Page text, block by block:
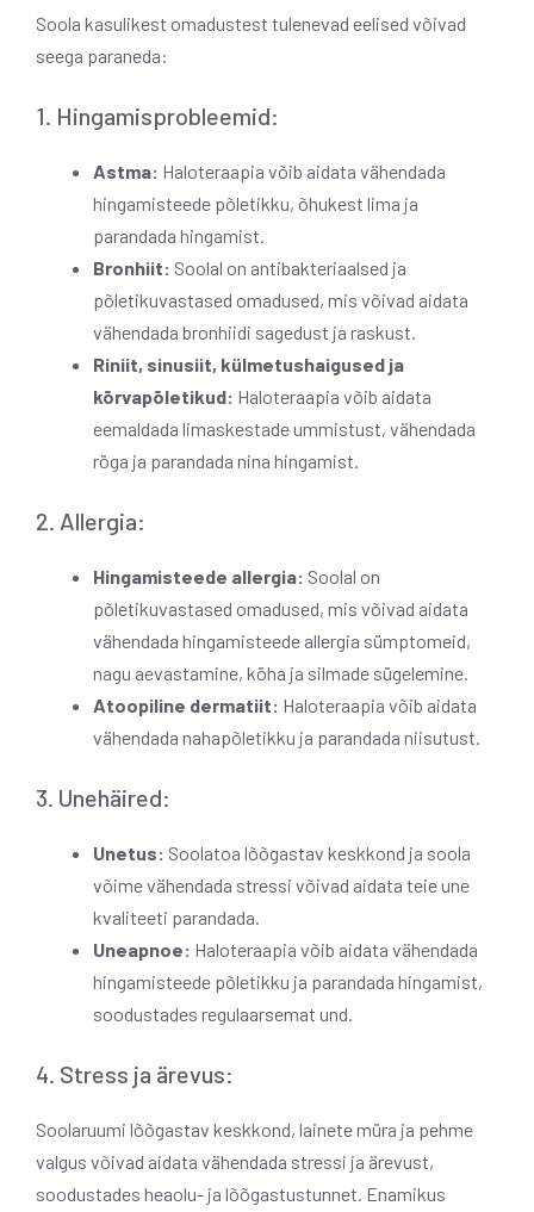
Soola kasulikest omadustest tulenevad eelised võivad
seega paraneda:
1. Hingamisprobleemid:
Astma: Haloteraapia võib aidata vähendada
hingamisteede põletikku, õhukest lima ja
parandada hingamist.
Bronhiit: Soolal on antibakteriaalsed ja
põletikuvastased omadused, mis võivad aidata
vähendada bronhiidi sagedust ja raskust.
Riniit, sinusiit, külmetushaigused ja
kõrvapõletikud: Haloteraapia võib aidata
eemaldada limaskestade ummistust, vähendada
röga ja parandada nina hingamist.
2. Allergia:
Hingamisteede allergia: Soolal on
põletikuvastased omadused, mis võivad aidata
vähendada hingamisteede allergia sümptomeid,
nagu aevastamine, köha ja silmade sügelemine.
Atoopiline dermatiit: Haloteraapia võib aidata
vähendada nahapõletikku ja parandada niisutust.
3. Unehäired:
Unetus: Soolatoa lõõgastav keskkond ja soola
võime vähendada stressi võivad aidata teie une
kvaliteeti parandada.
Uneapnoe: Haloteraapia võib aidata vähendada
hingamisteede põletikku ja parandada hingamist,
soodustades regulaarsemat und.
4. Stress ja ärevus:
Soolaruumi lõõgastav keskkond, lainete müra ja pehme
valgus võivad aidata vähendada stressi ja ärevust,
soodustades heaolu- ja lõõgastustunnet. Enamikus